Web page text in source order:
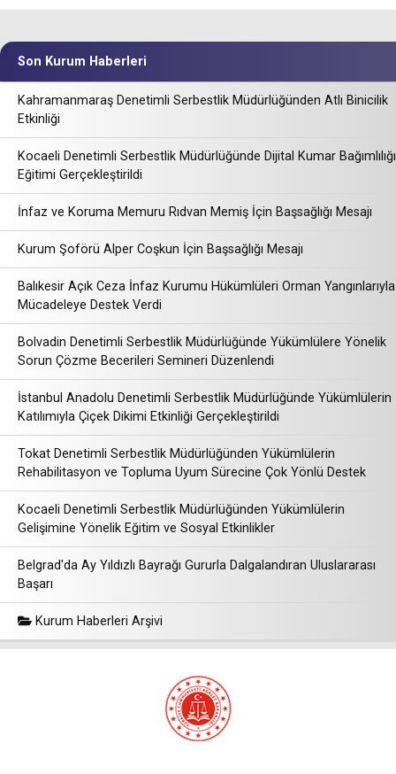
Son Kurum Haberleri
Kahramanmaraş Denetimli Serbestlik Müdürlüğünden Atlı Binicilik
Etkinliği
Kocaeli Denetimli Serbestlik Müdürlüğünde Dijital Kumar Bağımlılığı
Eğitimi Gerçekleştirildi
İnfaz ve Koruma Memuru Rıdvan Memiş İçin Başsağlığı Mesajı
Kurum Şoförü Alper Coşkun İçin Başsağlığı Mesajı
Balıkesir Açık Ceza İnfaz Kurumu Hükümlüleri Orman Yangınlarıyla
Mücadeleye Destek Verdi
Bolvadin Denetimli Serbestlik Müdürlüğünde Yükümlülere Yönelik
Sorun Çözme Becerileri Semineri Düzenlendi
İstanbul Anadolu Denetimli Serbestlik Müdürlüğünde Yükümlülerin
Katılımıyla Çiçek Dikimi Etkinliği Gerçekleştirildi
Tokat Denetimli Serbestlik Müdürlüğünden Yükümlülerin
Rehabilitasyon ve Topluma Uyum Sürecine Çok Yönlü Destek
Kocaeli Denetimli Serbestlik Müdürlüğünden Yükümlülerin
Gelişimine Yönelik Eğitim ve Sosyal Etkinlikler
Belgrad'da Ay Yıldızlı Bayrağı Gururla Dalgalandıran Uluslararası
Başarı
Kurum Haberleri Arşivi